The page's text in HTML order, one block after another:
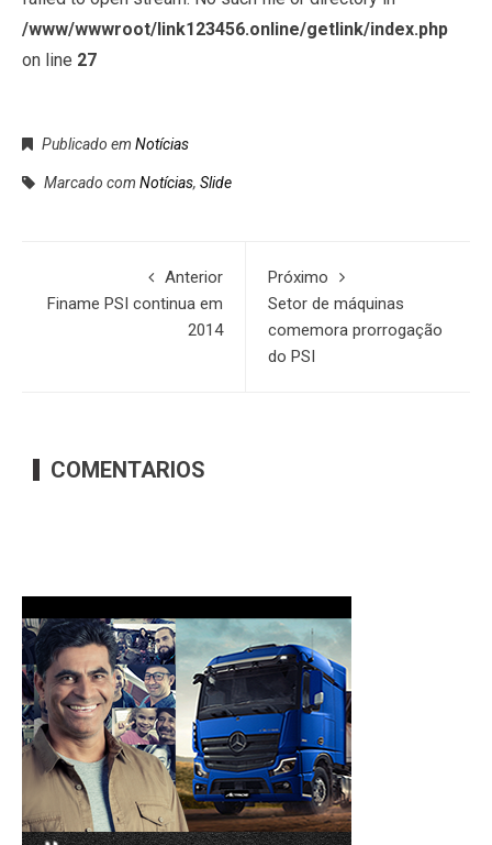
/www/wwwroot/link123456.online/getlink/index.php
on line 27
Publicado em Notícias
Marcado com Notícias, Slide
Anterior
Finame PSI continua em
2014
Próximo
Setor de máquinas
comemora prorrogação
do PSI
COMENTARIOS